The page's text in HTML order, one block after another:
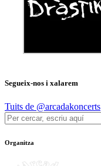
Segueix-nos i xalarem
Tuits de @arcadakoncerts
Organitza